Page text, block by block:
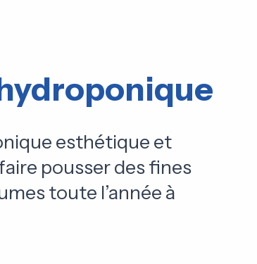
esthétique et
pousser des fines
toute l’année à